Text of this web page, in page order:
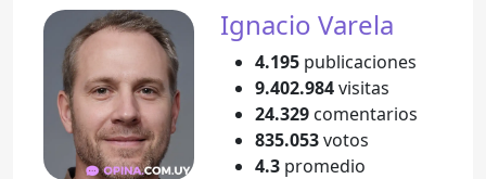
Ignacio Varela
4.195 publicaciones
9.402.984visitas
24.329 comentarios
835.053votos
4.3 promedio